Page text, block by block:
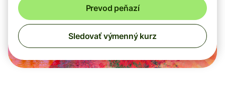
Prevod peňazí
Sledovať výmenný kurz